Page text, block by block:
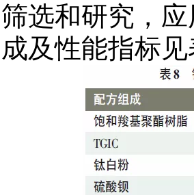
选和研究，
及性能指标